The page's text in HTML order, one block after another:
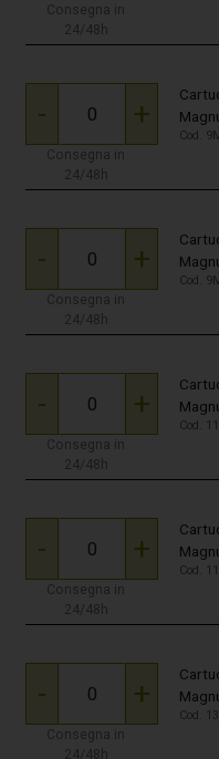
Consegna in
24/48h
- +
Consegna in
24/48h
Cod.
- +
Consegna in
24/48h
Cod.
- +
Consegna in
24/48h
Cod.
- +
Consegna in
24/48h
Cod.
- +
Consegna in
24/48h
Cod.